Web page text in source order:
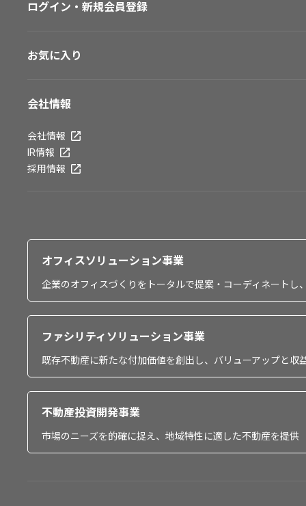
ログイン・新規会員登録
お気に入り
会社情報
会社情報
IR情報
採用情報
オフィスソリューション事業
企業のオフィスづくりをトータルで提案・コーディネート
ファシリティソリューション事業
既存不動産に新たな付加価値を創出し、バリューアップと収
不動産投資開発事業
市場のニーズを的確に捉え、地域特性に適した不動産を提供